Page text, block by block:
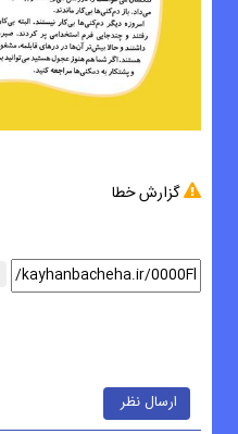
گزارش خطا
ارسال نظر